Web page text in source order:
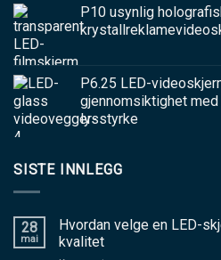
P10 usynlig
P6.25 LED-
gjennomsiktighet
lysstyrke
SISTE INNLEGG
28
mai
Hvordan velge en LED-
kvalitet